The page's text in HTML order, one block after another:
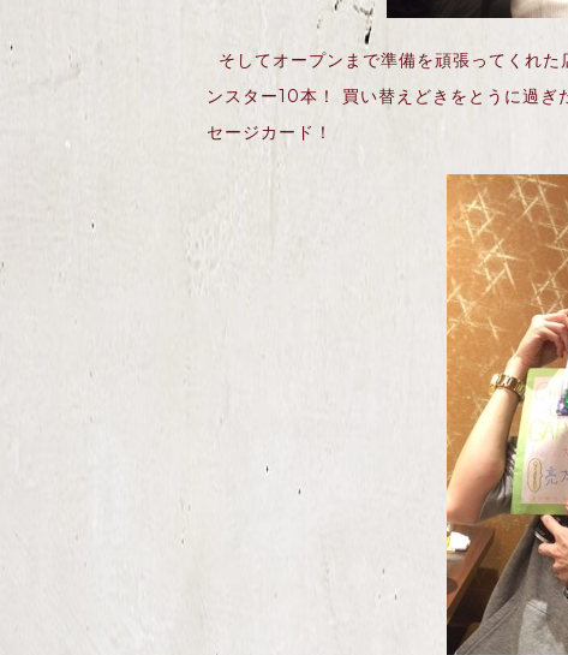
そしてオープンまで準備を頑張ってくれ
ンスター10本！ 買い替えどきをとうに過
セージカード！